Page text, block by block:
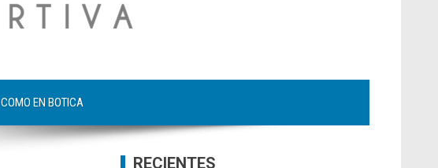
COMO EN BOTICA
RECIENTES